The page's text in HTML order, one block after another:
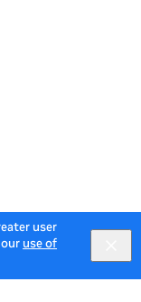
user
our use of